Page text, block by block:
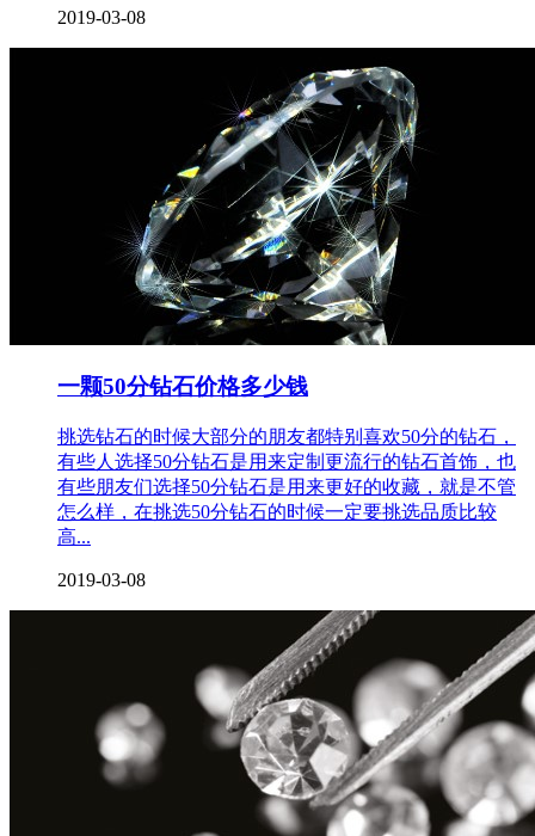
2019-03-08
一颗50分钻石价格多少钱
挑选钻石的时候大部分的朋友都特别喜欢50分的钻石，
有些人选择50分钻石是用来定制更流行的钻石首饰，也
有些朋友们选择50分钻石是用来更好的收藏，就是不管
怎么样，在挑选50分钻石的时候一定要挑选品质比较
高...
2019-03-08